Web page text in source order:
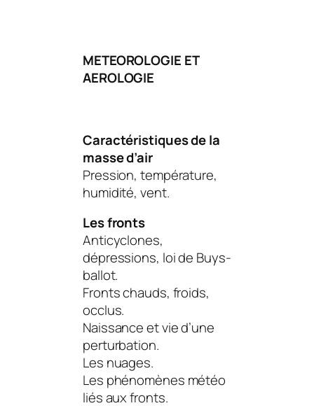
METEOROLOGIE ET
AEROLOGIE
Caractéristiques de la
masse d’air
Pression, température,
humidité, vent.
Les fronts
Anticyclones,
dépressions, loi de Buys-
ballot.
Fronts chauds, froids,
occlus.
Naissance et vie d’une
perturbation.
Les nuages.
Les phénomènes météo
liés aux fronts.